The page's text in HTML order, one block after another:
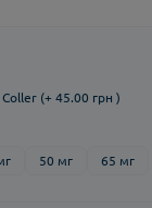
(+ 45.00 грн )
50 мг 65 мг